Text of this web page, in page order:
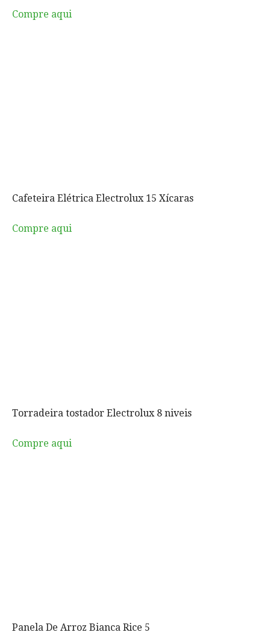
Compre aqui
Cafeteira Elétrica Electrolux 15 Xícaras
Compre aqui
Torradeira tostador Electrolux 8 niveis
Compre aqui
Panela De Arroz Bianca Rice 5